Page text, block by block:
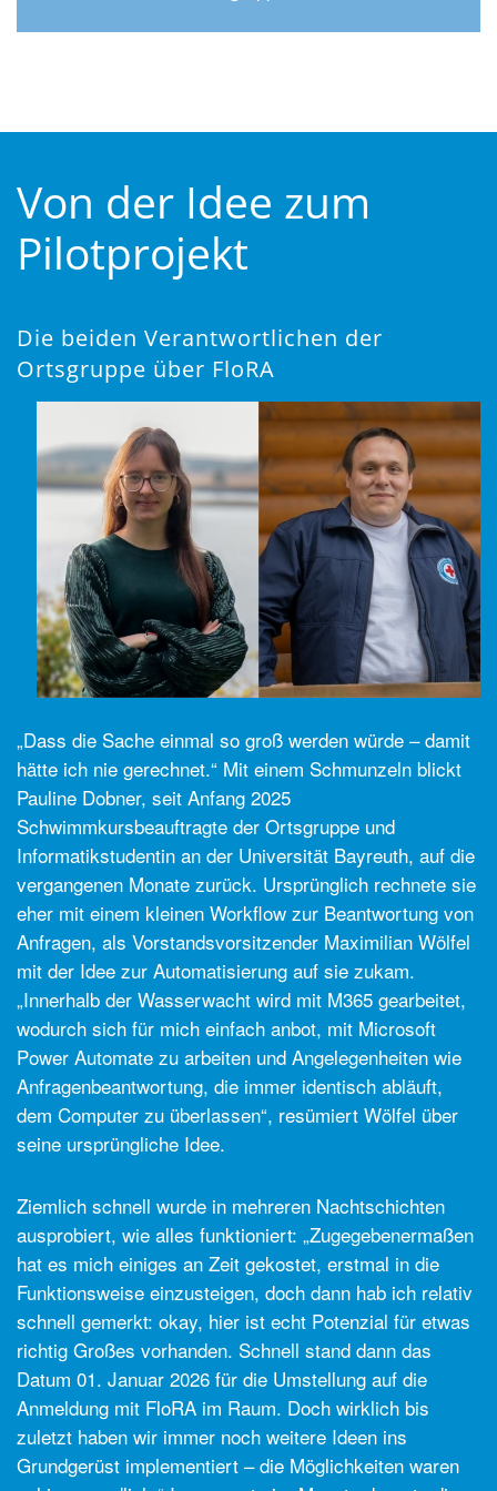
Von der Idee zum
Pilotprojekt
Die beiden Verantwortlichen der
Ortsgruppe über FloRA
„Dass die Sache einmal so groß werden würde – damit
hätte ich nie gerechnet.“ Mit einem Schmunzeln blickt
Pauline Dobner, seit Anfang 2025
Schwimmkursbeauftragte der Ortsgruppe und
Informatikstudentin an der Universität Bayreuth, auf die
vergangenen Monate zurück. Ursprünglich rechnete sie
eher mit einem kleinen Workflow zur Beantwortung von
Anfragen, als Vorstandsvorsitzender Maximilian Wölfel
mit der Idee zur Automatisierung auf sie zukam.
„Innerhalb der Wasserwacht wird mit M365 gearbeitet,
wodurch sich für mich einfach anbot, mit Microsoft
Power Automate zu arbeiten und Angelegenheiten wie
Anfragenbeantwortung, die immer identisch abläuft,
dem Computer zu überlassen“, resümiert Wölfel über
seine ursprüngliche Idee.
Ziemlich schnell wurde in mehreren Nachtschichten
ausprobiert, wie alles funktioniert: „Zugegebenermaßen
hat es mich einiges an Zeit gekostet, erstmal in die
Funktionsweise einzusteigen, doch dann hab ich relativ
schnell gemerkt: okay, hier ist echt Potenzial für etwas
richtig Großes vorhanden. Schnell stand dann das
Datum 01. Januar 2026 für die Umstellung auf die
Anmeldung mit FloRA im Raum. Doch wirklich bis
zuletzt haben wir immer noch weitere Ideen ins
Grundgerüst implementiert – die Möglichkeiten waren